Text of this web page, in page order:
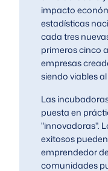
impacto
estadísticas
cada tres
primeros cinco
empresas
siendo viables
Las
puesta en
"innovadoras".
exitosos
emprendedor
comunidades